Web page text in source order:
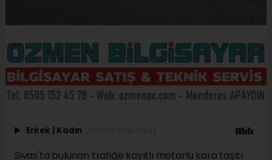
Erkek | Kadın
Sivas'ta bulunan trafiğe kayıtlı motorlu kara taşıtı